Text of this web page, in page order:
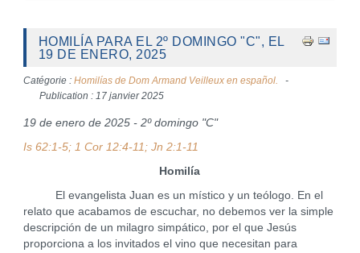
HOMILÍA PARA EL 2º DOMINGO "C", EL
19 DE ENERO, 2025
Catégorie : Homilías de Dom Armand Veilleux en español.
Publication : 17 janvier 2025
19 de enero de 2025 - 2º domingo "C"
Is 62:1-5; 1 Cor 12:4-11; Jn 2:1-11
Homilía
El evangelista Juan es un místico y un teólogo. En el
relato que acabamos de escuchar, no debemos ver la simple
descripción de un milagro simpático, por el que Jesús
proporciona a los invitados el vino que necesitan para